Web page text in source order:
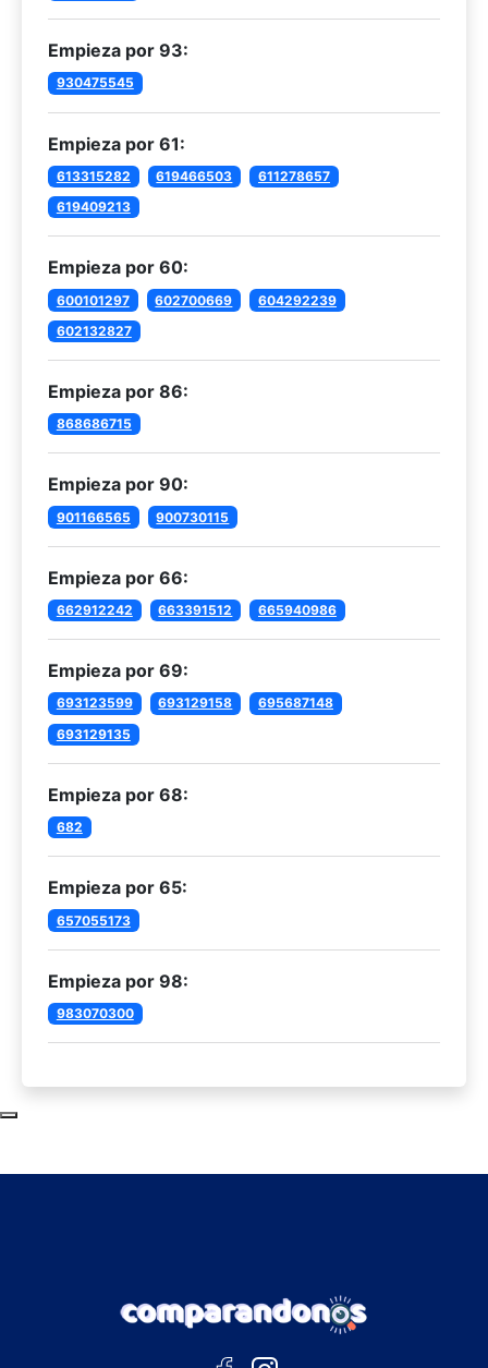
Empieza por 93:
930475545
Empieza por 61:
613315282 619466503
611278657
619409213
Empieza por 60:
600101297 602700669
604292239
602132827
Empieza por 86:
868686715
Empieza por 90:
901166565 900730115
Empieza por 66:
662912242 663391512 665940986
Empieza por 69:
693123599 693129158
695687148
693129135
Empieza por 68:
682
Empieza por 65:
657055173
Empieza por 98:
983070300